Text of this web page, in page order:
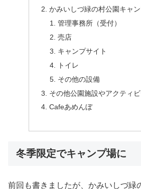
かみいしづ緑の村公園キャ
管理事務所（受付）
売店
キャンプサイト
トイレ
その他の設備
その他公園施設やアクティ
Cafeあめんぼ
冬季限定でキャンプ場に
前回も書きましたが、かみいしづ緑